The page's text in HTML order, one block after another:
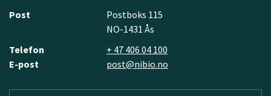
Post
Postboks 115
NO-1431 Ås
Telefon
+ 47 406 04 100
E-post
post@nibio.no